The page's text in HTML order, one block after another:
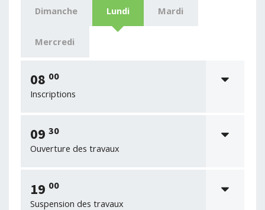
Dimanche Lundi Mardi
Mercredi
08 00
Inscriptions
0930
Ouverture des travaux
19 00
Suspension des travaux